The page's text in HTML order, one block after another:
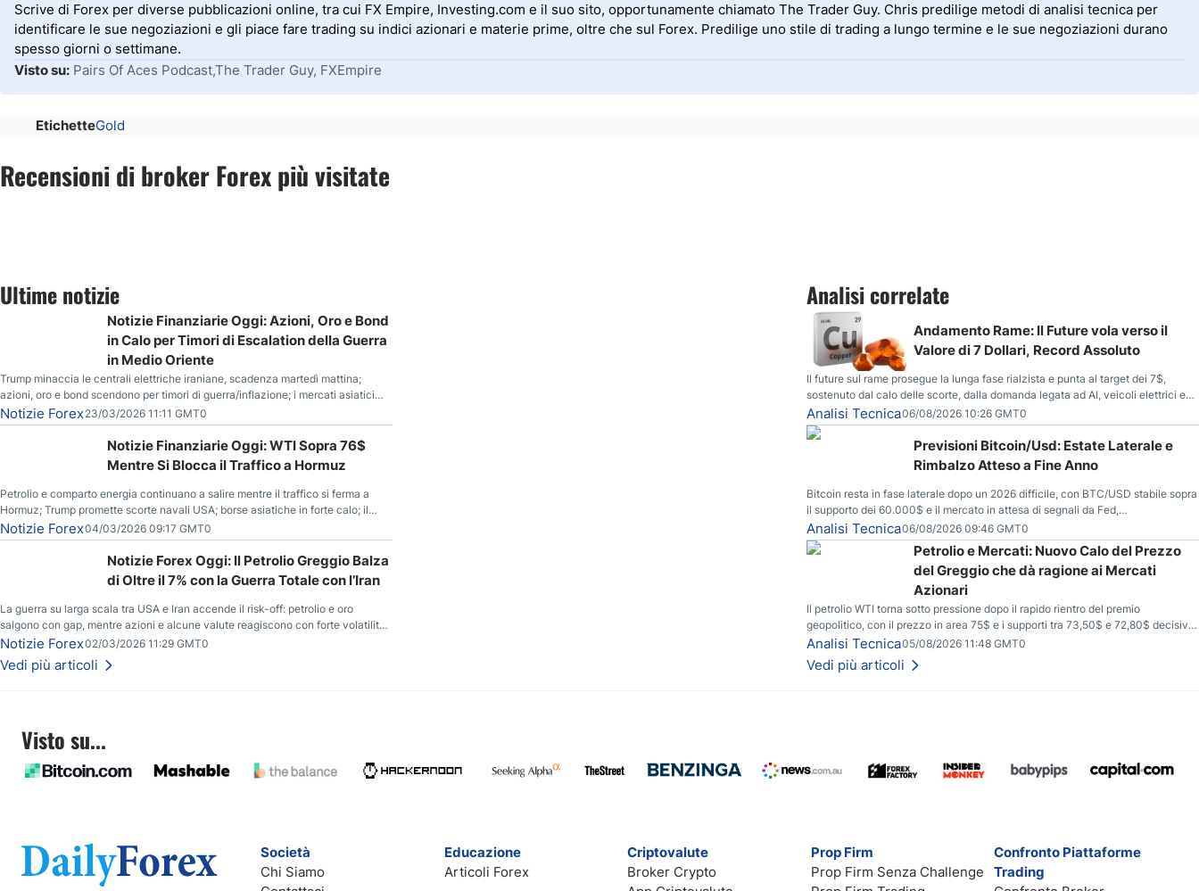
Scrive di Forex per diverse pubblicazioni online, tra cui FX Empire, Investing.com e il suo sito, opportunamente chiamato The Trader Guy. Chris predilige metodi di analisi tecnica per
identificare le sue negoziazioni e gli piace fare trading su indici azionari e materie prime, oltre che sul Forex. Predilige uno stile di trading a lungo termine e le sue negoziazioni durano
spesso giorni o settimane.
Visto su: Pairs Of Aces Podcast,The Trader Guy, FXEmpire
EtichetteGold
Recensioni di broker Forex più visitate
Ultime notizie
Notizie Finanziarie Oggi: Azioni, Oro e Bond
in Calo per Timori di Escalation della Guerra
in Medio Oriente
Trump minaccia le centrali elettriche iraniane, scadenza martedì mattina;
azioni, oro e bond scendono per timori di guerra/inflazione; i mercati asiatici
entrano in correzione; il petrolio greggio resta stabile.
Notizie Forex23/03/2026 11:11 GMT0
Notizie Finanziarie Oggi: WTI Sopra 76$
Mentre Si Blocca il Traffico a Hormuz
Petrolio e comparto energia continuano a salire mentre il traffico si ferma a
Hormuz; Trump promette scorte navali USA; borse asiatiche in forte calo; il
rialzo del gas naturale mette pressione all’euro.
Notizie Forex04/03/2026 09:17 GMT0
Notizie Forex Oggi: Il Petrolio Greggio Balza
di Oltre il 7% con la Guerra Totale con l’Iran
La guerra su larga scala tra USA e Iran accende il risk-off: petrolio e oro
salgono con gap, mentre azioni e alcune valute reagiscono con forte volatilità
e nuovi livelli da monitorare.
Notizie Forex02/03/2026 11:29 GMT0
Vedi più articoli
Analisi correlate
Andamento Rame: Il Future vola verso il
Valore di 7 Dollari, Record Assoluto
Il future sul rame prosegue la lunga fase rialzista e punta al target dei 7$,
sostenuto dal calo delle scorte, dalla domanda legata ad AI, veicoli elettrici e
reti energetiche, e dai timori di deficit produttivo dal 2028.
Analisi Tecnica06/08/2026 10:26 GMT0
Previsioni Bitcoin/Usd: Estate Laterale e
Rimbalzo Atteso a Fine Anno
Bitcoin resta in fase laterale dopo un 2026 difficile, con BTC/USD stabile sopra
il supporto dei 60.000$ e il mercato in attesa di segnali da Fed,
regolamentazione USA ed elezioni di medio termine.
Analisi Tecnica06/08/2026 09:46 GMT0
Petrolio e Mercati: Nuovo Calo del Prezzo
del Greggio che dà ragione ai Mercati
Azionari
Il petrolio WTI torna sotto pressione dopo il rapido rientro del premio
geopolitico, con il prezzo in area 75$ e i supporti tra 73,50$ e 72,80$ decisivi
per capire se il ribasso potrà estendersi verso quota 70$.
Analisi Tecnica05/08/2026 11:48 GMT0
Vedi più articoli
Visto su...
Società
Chi Siamo
Educazione
Articoli Forex
Criptovalute
Broker Crypto
Prop Firm
Prop Firm Senza Challenge
Confronto Piattaforme
Trading